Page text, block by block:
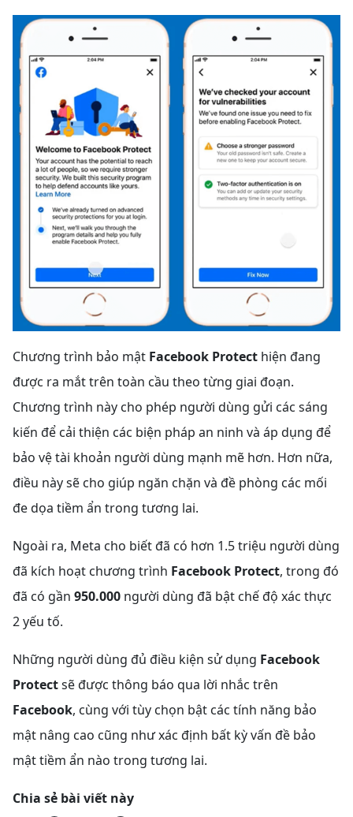
Chương trình bảo mật Facebook Protect hiện đang
được ra mắt trên toàn cầu theo từng giai đoạn.
Chương trình này cho phép người dùng gửi các sáng
kiến để cải thiện các biện pháp an ninh và áp dụng để
bảo vệ tài khoản người dùng mạnh mẽ hơn. Hơn nữa,
điều này sẽ cho giúp ngăn chặn và đề phòng các mối
đe dọa tiềm ẩn trong tương lai.
Ngoài ra, Meta cho biết đã có hơn 1.5 triệu người dùng
đã kích hoạt chương trình Facebook Protect, trong đó
đã có gần 950.000 người dùng đã bật chế độ xác thực
2 yếu tố.
Những người dùng đủ điều kiện sử dụng Facebook
Protectsẽ được thông báo qua lời nhắc trên
Facebook, cùng với tùy chọn bật các tính năng bảo
mật nâng cao cũng như xác định bất kỳ vấn đề bảo
mật tiềm ẩn nào trong tương lai.
Chia sẻ bài viết này